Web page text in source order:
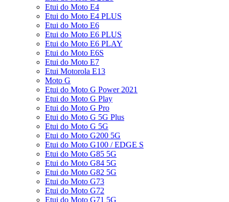
Etui do Moto E4
Etui do Moto E4 PLUS
Etui do Moto E6
Etui do Moto E6 PLUS
Etui do Moto E6 PLAY
Etui do Moto E6S
Etui do Moto E7
Etui Motorola E13
Moto G
Etui do Moto G Power 2021
Etui do Moto G Play
Etui do Moto G Pro
Etui do Moto G 5G Plus
Etui do Moto G 5G
Etui do Moto G200 5G
Etui do Moto G100 / EDGE S
Etui do Moto G85 5G
Etui do Moto G84 5G
Etui do Moto G82 5G
Etui do Moto G73
Etui do Moto G72
Etui do Moto G71 5G